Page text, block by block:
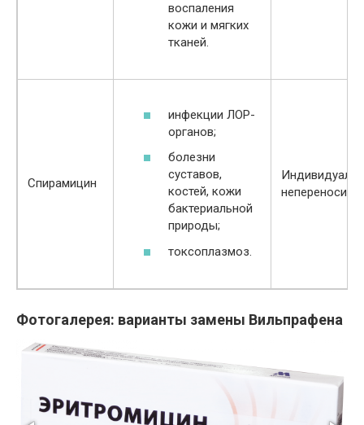
воспаления
кожи и мягких
тканей.
Спирамицин
инфекции ЛОР-
органов;
болезни
суставов,
костей, кожи
бактериальной
природы;
токсоплазмоз.
Фотогалерея: варианты замены Вильпрафена